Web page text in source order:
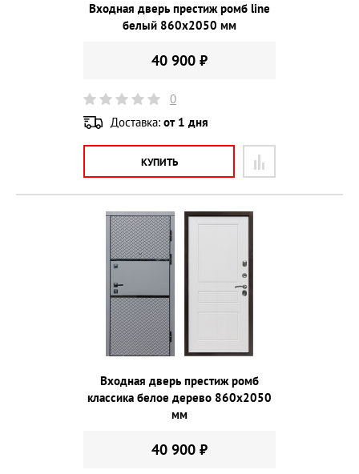
Входная дверь престиж ромб line
белый 860х2050 мм
40 900 ₽
0
Доставка: от 1 дня
КУПИТЬ
Входная дверь престиж ромб
классика белое дерево 860х2050
мм
40 900 ₽